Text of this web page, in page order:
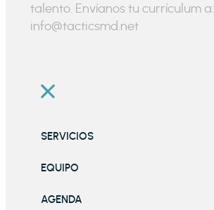
talento. Envíanos tu currículum a:
info@tacticsmd.net
SERVICIOS
EQUIPO
AGENDA